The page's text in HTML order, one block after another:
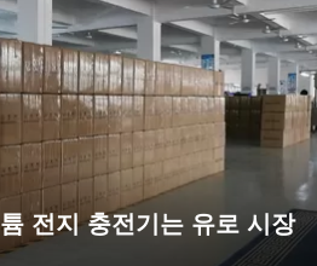
전지 충전기는 유로 시장